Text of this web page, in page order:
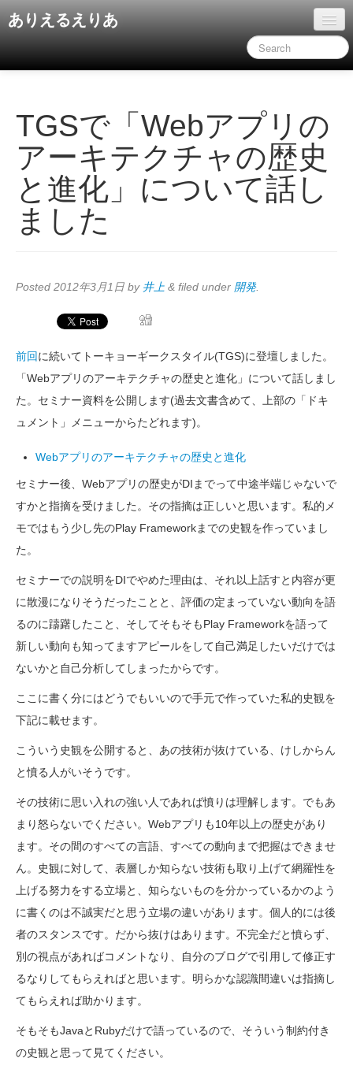
ありえるえりあ
旧コンテンツ
TGSで「Webアプリの
アーキテクチャの歴史
と進化」について話し
ました
Posted 2012年3月1日 by 井上 & filed under 開発.
前回に続いてトーキョーギークスタイル(TGS)に登壇しました。
「Webアプリのアーキテクチャの歴史と進化」について話しまし
た。セミナー資料を公開します(過去文書含めて、上部の「ドキ
ュメント」メニューからたどれます)。
Webアプリのアーキテクチャの歴史と進化
セミナー後、Webアプリの歴史がDIまでって中途半端じゃないで
すかと指摘を受けました。その指摘は正しいと思います。私的メ
モではもう少し先のPlay Frameworkまでの史観を作っていまし
た。
セミナーでの説明をDIでやめた理由は、それ以上話すと内容が更
に散漫になりそうだったことと、評価の定まっていない動向を語
るのに躊躇したこと、そしてそもそもPlay Frameworkを語って
新しい動向も知ってますアピールをして自己満足したいだけでは
ないかと自己分析してしまったからです。
ここに書く分にはどうでもいいので手元で作っていた私的史観を
下記に載せます。
こういう史観を公開すると、あの技術が抜けている、けしからん
と憤る人がいそうです。
その技術に思い入れの強い人であれば憤りは理解します。でもあ
まり怒らないでください。Webアプリも10年以上の歴史があり
ます。その間のすべての言語、すべての動向まで把握はできませ
ん。史観に対して、表層しか知らない技術も取り上げて網羅性を
上げる努力をする立場と、知らないものを分かっているかのよう
に書くのは不誠実だと思う立場の違いがあります。個人的には後
者のスタンスです。だから抜けはあります。不完全だと憤らず、
別の視点があればコメントなり、自分のブログで引用して修正す
るなりしてもらえればと思います。明らかな認識間違いは指摘し
てもらえれば助かります。
そもそもJavaとRubyだけで語っているので、そういう制約付き
の史観と思って見てください。